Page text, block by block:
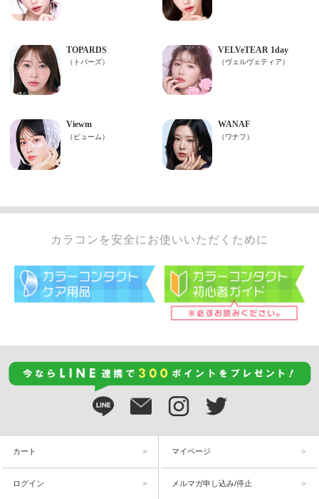
カラコンを安全にお使いいただくために
カート マイページ
ログイン メルマガ申し込み/停止